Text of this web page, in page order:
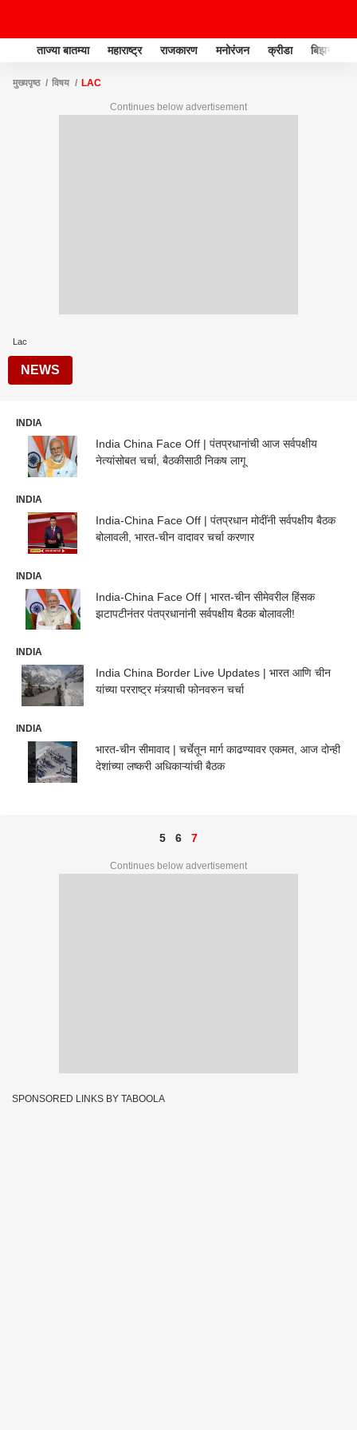
ताज्या बातम्या महाराष्ट्र राजकारण मनोरंजन क्रीडा बिझनेस
मुख्यपृष्ठ विषय LAC
Continues below advertisement
Lac
NEWS
INDIA
India China Face Off | पंतप्रधानांची आज सर्वपक्षीय
नेत्यांसोबत चर्चा, बैठकीसाठी निकष लागू
INDIA
India-China Face Off | पंतप्रधान मोदींनी सर्वपक्षीय बैठक
बोलावली, भारत-चीन वादावर चर्चा करणार
INDIA
India-China Face Off | भारत-चीन सीमेवरील हिंसक
झटापटीनंतर पंतप्रधानांनी सर्वपक्षीय बैठक बोलावली!
INDIA
India China Border Live Updates | भारत आणि चीन
यांच्या परराष्ट्र मंत्र्याची फोनवरुन चर्चा
INDIA
भारत-चीन सीमावाद | चर्चेतून मार्ग काढण्यावर एकमत, आज दोन्ही
देशांच्या लष्करी अधिकाऱ्यांची बैठक
5 6 7
Continues below advertisement
SPONSORED LINKS BY TABOOLA